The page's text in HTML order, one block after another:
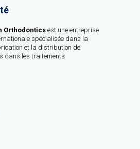
Orthodontics est une entreprise
spécialisée dans la
et la distribution de
dans les traitements